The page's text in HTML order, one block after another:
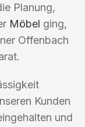
Planung,
Möbel ging,
Offenbach
Kunden
und